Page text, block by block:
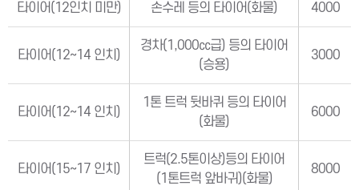
타이어(12인치 미만) 손수레 등의 타이어(화물) 4000
타이어(12∼14 인치)
경차(1,000㏄급) 등의 타이어
(승용)
3000
타이어(12∼14 인치)
1톤 트럭 뒷바퀴 등의 타이어
(화물)
6000
타이어(15∼17 인치)
트럭(2.5톤이상)등의 타이어
(1톤트럭 앞바귀)(화물)
8000